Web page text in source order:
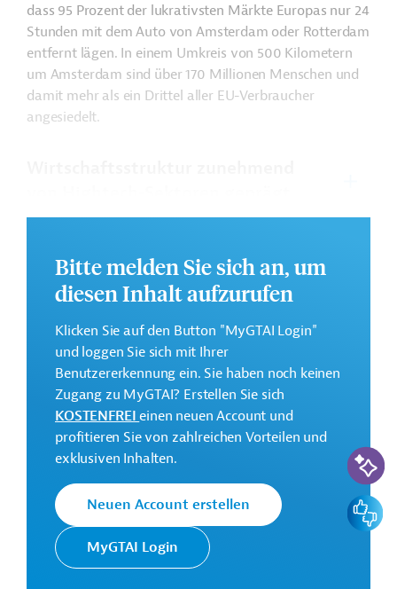
dass 95 Prozent der lukrativsten Märkte Europas nur 24
Stunden mit dem Auto von Amsterdam oder Rotterdam
entfernt lägen. In einem Umkreis von 500 Kilometern
um Amsterdam sind über 170 Millionen Menschen und
damit mehr als ein Drittel aller EU-Verbraucher
angesiedelt.
Das gute Investitionsklima zahlt
sich aus
Kontaktadressen
Bitte melden Sie sich an, um
diesen Inhalt aufzurufen
Klicken Sie auf den Button "MyGTAI Login"
und loggen Sie sich mit Ihrer
Benutzererkennung ein. Sie haben noch keinen
Zugang zu MyGTAI? Erstellen Sie sich
KOSTENFREIeinen neuen Account und
profitieren Sie von zahlreichen Vorteilen und
exklusiven Inhalten.
Neuen Account erstellen
MyGTAI Login
KI-